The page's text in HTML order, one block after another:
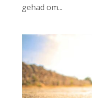
gehad om...